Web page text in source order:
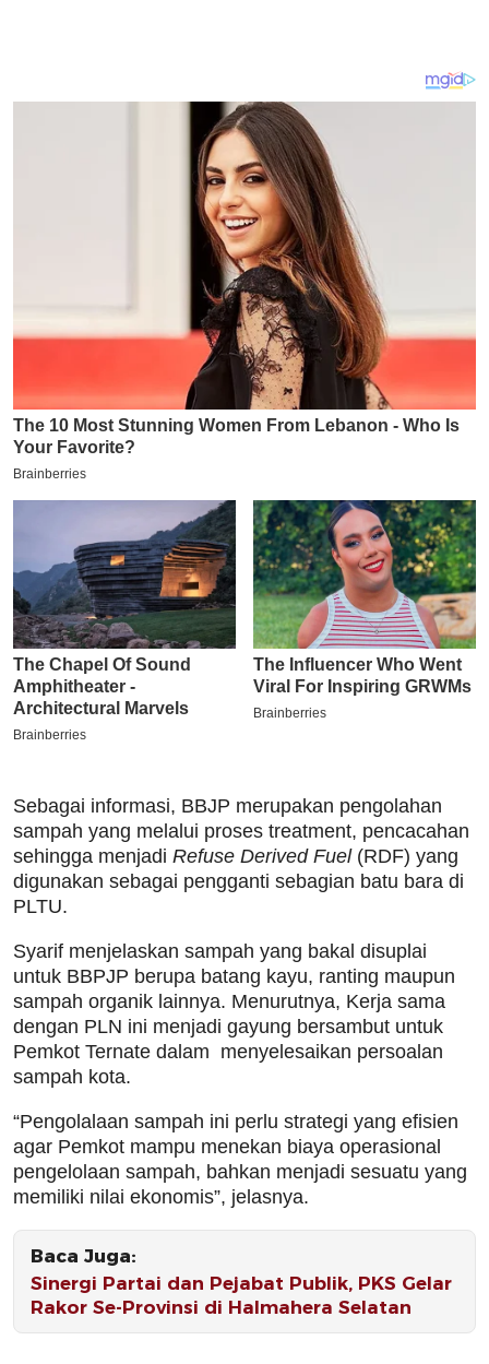
Sebagai informasi, BBJP merupakan pengolahan
sampah yang melalui proses treatment, pencacahan
sehingga menjadi Refuse Derived Fuel(RDF) yang
digunakan sebagai pengganti sebagian batu bara di
PLTU.
Syarif menjelaskan sampah yang bakal disuplai
untuk BBPJP berupa batang kayu, ranting maupun
sampah organik lainnya. Menurutnya, Kerja sama
dengan PLN ini menjadi gayung bersambut untuk
Pemkot Ternate dalam menyelesaikan persoalan
sampah kota.
“Pengolalaan sampah ini perlu strategi yang efisien
agar Pemkot mampu menekan biaya operasional
pengelolaan sampah, bahkan menjadi sesuatu yang
memiliki nilai ekonomis”, jelasnya.
Baca Juga:
Sinergi Partai dan Pejabat Publik, PKS Gelar
Rakor Se-Provinsi di Halmahera Selatan